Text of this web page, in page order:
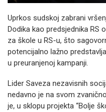
Uprkos sudskoj zabrani
Dodika kao predsjednika RS
za škole u RS-u, što
potencijalno lažno
u preuranjenoj kampanji.
Lider Saveza nezavisnih
nedavno je na svom
je, u sklopu projekta “Bolje